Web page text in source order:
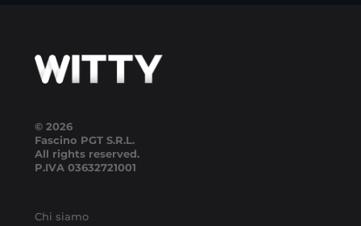
© 2026
Fascino PGT S.R.L.
All rights reserved.
P.IVA 03632721001
Chi siamo